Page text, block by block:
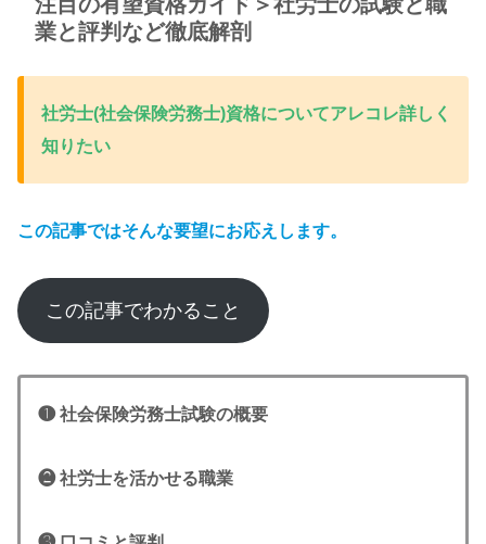
業と評判など徹底解剖
社労士(社会保険労務士)資格についてアレコレ詳しく
知りたい
この記事ではそんな要望にお応えします。
この記事でわかること
❶ 社会保険労務士試験の概要
❷ 社労士を活かせる職業